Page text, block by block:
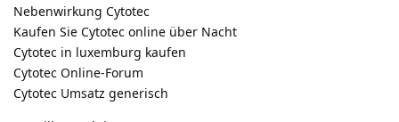
Nebenwirkung Cytotec
Kaufen Sie Cytotec online über Nacht
Cytotec in luxemburg kaufen
Cytotec Online-Forum
Cytotec Umsatz generisch